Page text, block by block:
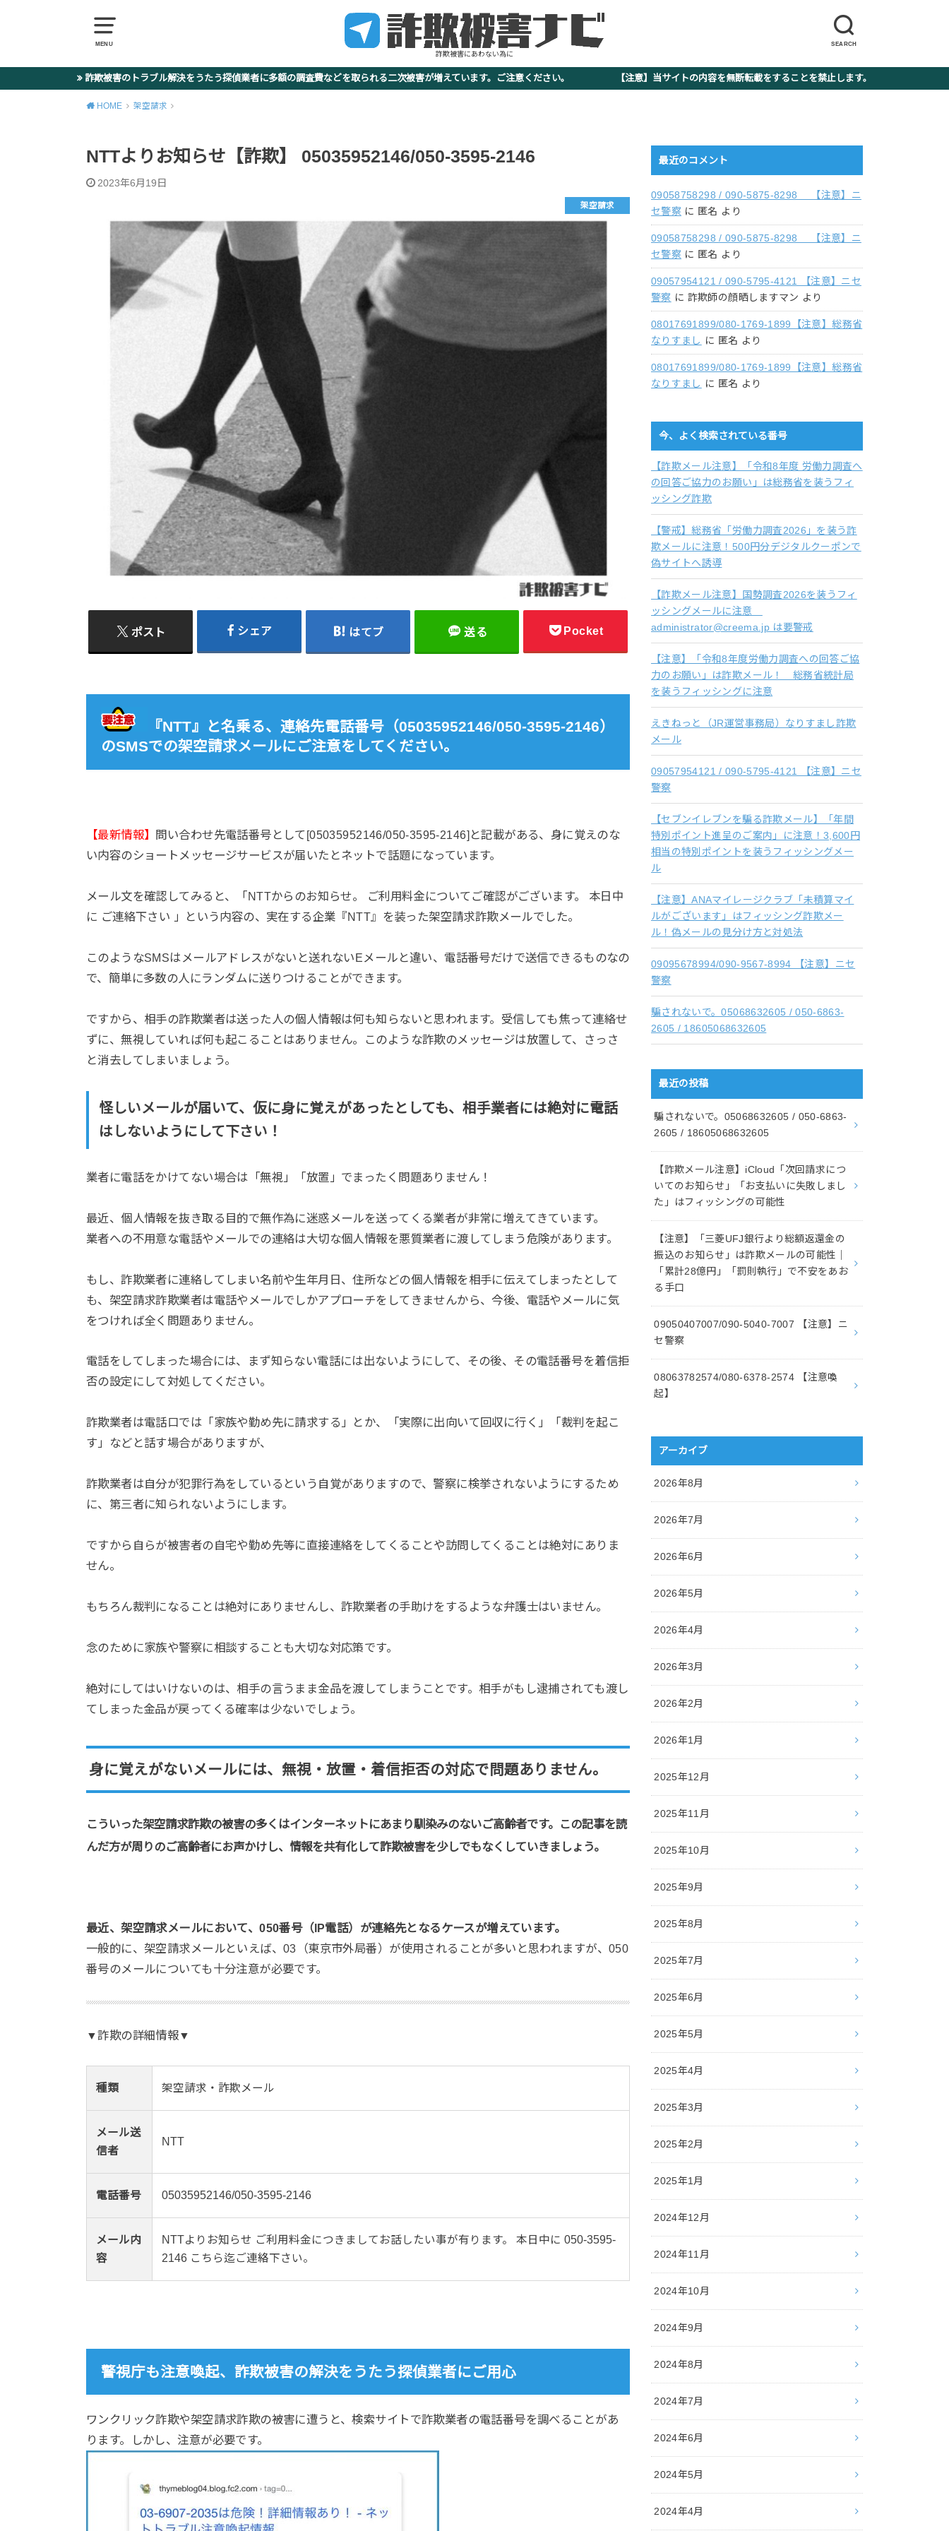
MENU SEARCH
詐欺被害にあわない為に
詐欺被害のトラブル解決をうたう探偵業者に多額の調査費などを取られる二次被害が増えています。ご注意ください。 【注意】当サイトの内容を無断転載をすることを禁止します。
HOME 架空請求
NTTよりお知らせ【詐欺】 05035952146/050-3595-2146
2023年6月19日
架空請求
ポスト シェア はてブ 送る Pocket
『NTT』と名乗る、連絡先電話番号（05035952146/050-3595-2146）
のSMSでの架空請求メールにご注意をしてください。
【最新情報】 問い合わせ先電話番号として[05035952146/050-3595-2146]と記載がある、身に覚えのな
い内容のショートメッセージサービスが届いたとネットで話題になっています。
メール文を確認してみると、「NTTからのお知らせ。 ご利用料金についてご確認がございます。 本日中
に ご連絡下さい 」という内容の、実在する企業『NTT』を装った架空請求詐欺メールでした。
このようなSMSはメールアドレスがないと送れないEメールと違い、電話番号だけで送信できるものなの
で、簡単に多数の人にランダムに送りつけることができます。
ですから、相手の詐欺業者は送った人の個人情報は何も知らないと思われます。受信しても焦って連絡せ
ずに、無視していれば何も起こることはありません。このような詐欺のメッセージは放置して、さっさ
と消去してしまいましょう。
怪しいメールが届いて、仮に身に覚えがあったとしても、相手業者には絶対に電話
はしないようにして下さい！
業者に電話をかけてない場合は「無視」「放置」でまったく問題ありません！
最近、個人情報を抜き取る目的で無作為に迷惑メールを送ってくる業者が非常に増えてきています。
業者への不用意な電話やメールでの連絡は大切な個人情報を悪質業者に渡してしまう危険があります。
もし、詐欺業者に連絡してしまい名前や生年月日、住所などの個人情報を相手に伝えてしまったとして
も、架空請求詐欺業者は電話やメールでしかアプローチをしてきませんから、今後、電話やメールに気
をつければ全く問題ありません。
電話をしてしまった場合には、まず知らない電話には出ないようにして、その後、その電話番号を着信拒
否の設定にして対処してください。
詐欺業者は電話口では「家族や勤め先に請求する」とか、「実際に出向いて回収に行く」「裁判を起こ
す」などと話す場合がありますが、
詐欺業者は自分が犯罪行為をしているという自覚がありますので、警察に検挙されないようにするため
に、第三者に知られないようにします。
ですから自らが被害者の自宅や勤め先等に直接連絡をしてくることや訪問してくることは絶対にありま
せん。
もちろん裁判になることは絶対にありませんし、詐欺業者の手助けをするような弁護士はいません。
念のために家族や警察に相談することも大切な対応策です。
絶対にしてはいけないのは、相手の言うまま金品を渡してしまうことです。相手がもし逮捕されても渡し
てしまった金品が戻ってくる確率は少ないでしょう。
身に覚えがないメールには、無視・放置・着信拒否の対応で問題ありません。
こういった架空請求詐欺の被害の多くはインターネットにあまり馴染みのないご高齢者です。この記事を読
んだ方が周りのご高齢者にお声かけし、情報を共有化して詐欺被害を少しでもなくしていきましょう。
最近、架空請求メールにおいて、050番号（IP電話）が連絡先となるケースが増えています。
一般的に、架空請求メールといえば、03（東京市外局番）が使用されることが多いと思われますが、050
番号のメールについても十分注意が必要です。
▼詐欺の詳細情報▼
種類 架空請求・詐欺メール
メール送
信者
NTT
電話番号 05035952146/050-3595-2146
メール内
容
NTTよりお知らせ ご利用料金につきましてお話したい事が有ります。 本日中に 050-3595-
2146 こちら迄ご連絡下さい。
警視庁も注意喚起、詐欺被害の解決をうたう探偵業者にご用心
ワンクリック詐欺や架空請求詐欺の被害に遭うと、検索サイトで詐欺業者の電話番号を調べることがあ
ります。しかし、注意が必要です。
最近のコメント
09058758298 / 090-5875-8298 【注意】ニ
セ警察 に 匿名 より
09058758298 / 090-5875-8298 【注意】ニ
セ警察 に 匿名 より
09057954121 / 090-5795-4121 【注意】ニセ
警察 に 詐欺師の顔晒しますマン より
08017691899/080-1769-1899【注意】総務省
なりすまし に 匿名 より
08017691899/080-1769-1899【注意】総務省
なりすまし に 匿名 より
今、よく検索されている番号
【詐欺メール注意】「令和8年度 労働力調査へ
の回答ご協力のお願い」は総務省を装うフィ
ッシング詐欺
【警戒】総務省「労働力調査2026」を装う詐
欺メールに注意！500円分デジタルクーポンで
偽サイトへ誘導
【詐欺メール注意】国勢調査2026を装うフィ
ッシングメールに注意
administrator@creema.jp は要警戒
【注意】「令和8年度労働力調査への回答ご協
力のお願い」は詐欺メール！ 総務省統計局
を装うフィッシングに注意
えきねっと（JR運営事務局）なりすまし詐欺
メール
09057954121 / 090-5795-4121 【注意】ニセ
警察
【セブンイレブンを騙る詐欺メール】「年間
特別ポイント進呈のご案内」に注意！3,600円
相当の特別ポイントを装うフィッシングメー
ル
【注意】ANAマイレージクラブ「未積算マイ
ルがございます」はフィッシング詐欺メー
ル！偽メールの見分け方と対処法
09095678994/090-9567-8994 【注意】ニセ
警察
騙されないで。05068632605 / 050-6863-
2605 / 18605068632605
最近の投稿
騙されないで。05068632605 / 050-6863-
2605 / 18605068632605
【詐欺メール注意】iCloud「次回請求につ
いてのお知らせ」「お支払いに失敗しまし
た」はフィッシングの可能性
【注意】「三菱UFJ銀行より総額返還金の
振込のお知らせ」は詐欺メールの可能性｜
「累計28億円」「罰則執行」で不安をあお
る手口
09050407007/090-5040-7007 【注意】ニ
セ警察
08063782574/080-6378-2574 【注意喚
起】
アーカイブ
2026年8月
2026年7月
2026年6月
2026年5月
2026年4月
2026年3月
2026年2月
2026年1月
2025年12月
2025年11月
2025年10月
2025年9月
2025年8月
2025年7月
2025年6月
2025年5月
2025年4月
2025年3月
2025年2月
2025年1月
2024年12月
2024年11月
2024年10月
2024年9月
2024年8月
2024年7月
2024年6月
2024年5月
2024年4月